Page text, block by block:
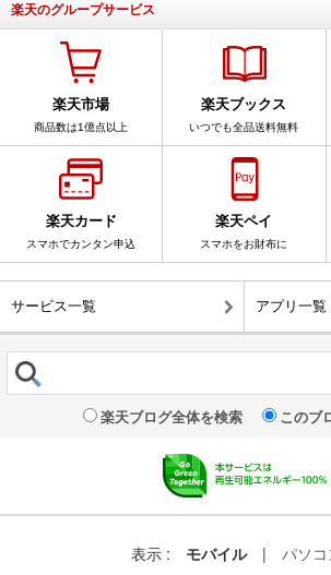
楽天のグループサービス
楽天市場
商品数は1億点以上
楽天ブックス
いつでも全品送料無料
楽天カード
スマホでカンタン申込
楽天ペイ
スマホをお財布に
サービス一覧 アプリ一覧
楽天ブログ全体を検索 このブ
表示 : モバイル |
パソ